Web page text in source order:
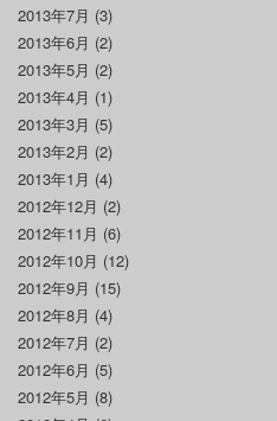
2013年7月 (3)
2013年6月 (2)
2013年5月 (2)
2013年4月 (1)
2013年3月 (5)
2013年2月 (2)
2013年1月 (4)
2012年12月 (2)
2012年11月 (6)
2012年10月 (12)
2012年9月 (15)
2012年8月 (4)
2012年7月 (2)
2012年6月 (5)
2012年5月 (8)